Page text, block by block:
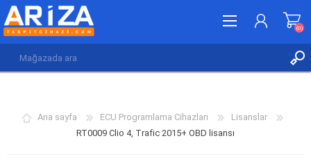
(0)
(0)
Ana sayfa ECU Programlama Cihazları
Lisanslar
RT0009 Clio 4, Trafic 2015+ OBD lisansı